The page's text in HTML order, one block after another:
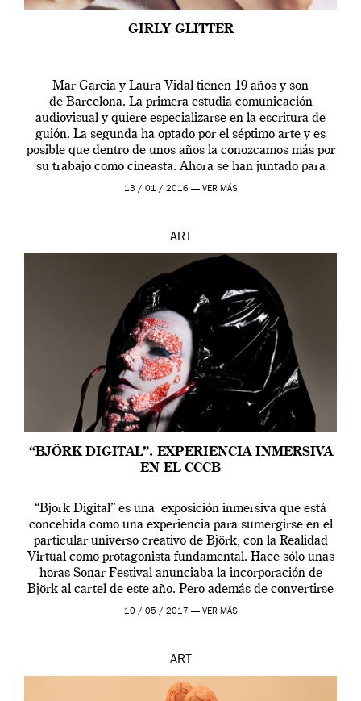
GIRLY GLITTER
Mar Garcia y Laura Vidal tienen 19 años y son
de Barcelona. La primera estudia comunicación
audiovisual y quiere especializarse en la escritura de
guión. La segunda ha optado por el séptimo arte y es
posible que dentro de unos años la conozcamos más por
su trabajo como cineasta. Ahora se han juntado para
contarnos una […]
13 / 01 / 2016 — VER MÁS
ART
“BJÖRK DIGITAL”. EXPERIENCIA INMERSIVA
EN EL CCCB
“Bjork Digital” es una exposición inmersiva que está
concebida como una experiencia para sumergirse en el
particular universo creativo de Björk, con la Realidad
Virtual como protagonista fundamental. Hace sólo unas
horas Sonar Festival anunciaba la incorporación de
Björk al cartel de este año. Pero además de convertirse
en una de las actuaciones más relevantes […]
10 / 05 / 2017 — VER MÁS
ART